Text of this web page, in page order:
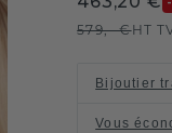
579,- €HT
Bijoutier
Vous